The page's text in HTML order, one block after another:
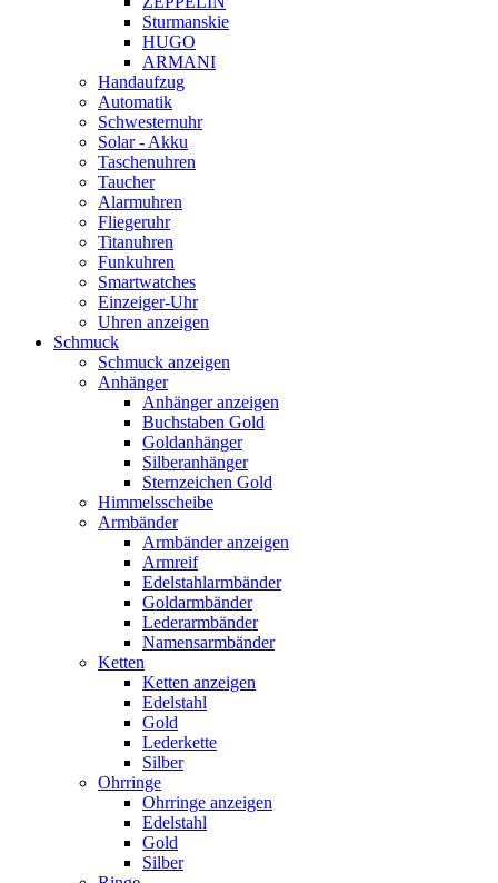
Sturmanskie
HUGO
ARMANI
Handaufzug
Automatik
Schwesternuhr
Solar - Akku
Taschenuhren
Taucher
Alarmuhren
Fliegeruhr
Titanuhren
Funkuhren
Smartwatches
Einzeiger-Uhr
Uhren anzeigen
Schmuck
Schmuck anzeigen
Anhänger
Anhänger anzeigen
Buchstaben Gold
Goldanhänger
Silberanhänger
Sternzeichen Gold
Himmelsscheibe
Armbänder
Armbänder anzeigen
Armreif
Edelstahlarmbänder
Goldarmbänder
Lederarmbänder
Namensarmbänder
Ketten
Ketten anzeigen
Edelstahl
Gold
Lederkette
Silber
Ohrringe
Ohrringe anzeigen
Edelstahl
Gold
Silber